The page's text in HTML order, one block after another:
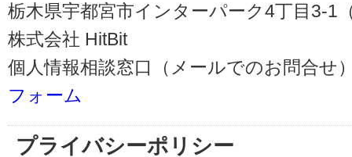
栃木県宇都宮市インターパーク4丁目3-1
株式会社 HitBit
個人情報相談窓口（メールでのお問合せ
フォーム
プライバシーポリシー